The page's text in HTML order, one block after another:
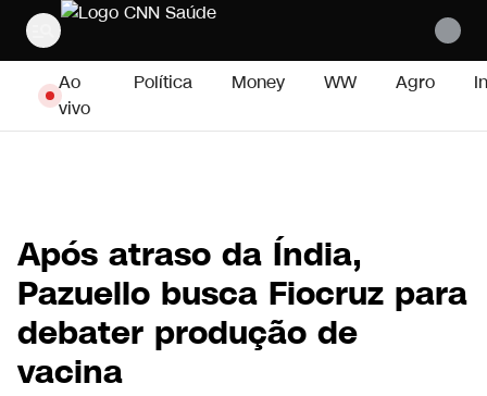
Pular para o conteúdo
Ao
vivo
Política Money WW Agro
Após atraso da Índia,
Pazuello busca Fiocruz para
debater produção de
vacina